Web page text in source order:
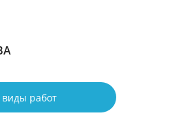
виды работ